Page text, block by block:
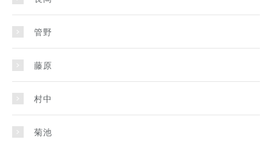
管野
藤原
村中
菊池